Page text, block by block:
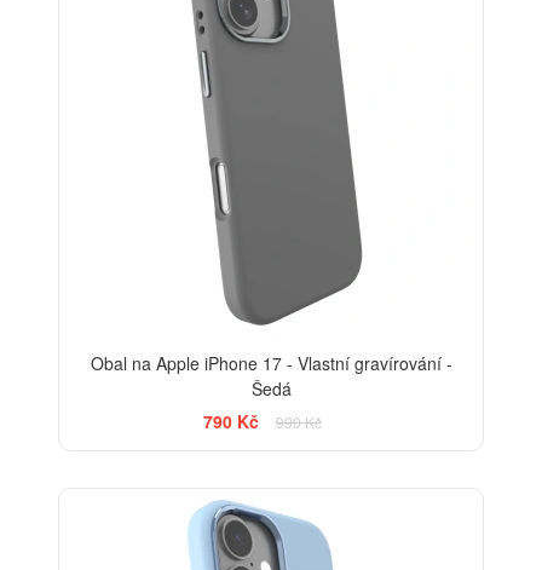
Obal na Apple iPhone 17 - Vlastní gravírování -
Šedá
790 Kč
990 Kč